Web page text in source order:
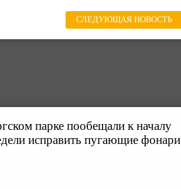
СЛЕДУЮЩАЯ НОВОСТЬ
парке пообещали к началу
исправить пугающие фонари